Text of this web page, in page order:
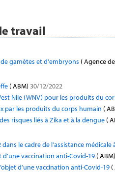
travail
gamètes et d'embryons ( Agence
( ABM) 30/12/2022
Nile (WNV) pour les produits du
par les produits du corps humain (
risques liés à Zika et à la dengue (
le cadre de l’assistance
d’une vaccination anti-Covid-19 ( ABM)
d’une vaccination anti-Covid-19 (